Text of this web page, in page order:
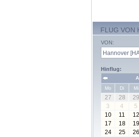
FLUG VON
VON:
Hinflug:
Mo
Di Mi
27 28 29
3
4 5
10
11 12
17
18 19
24
25 26